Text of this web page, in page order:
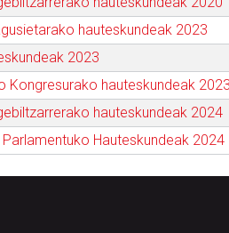
hauteskundeak 2023
2023
Kongresurako hauteskundeak
hauteskundeak 2024
Hauteskundeak 2024